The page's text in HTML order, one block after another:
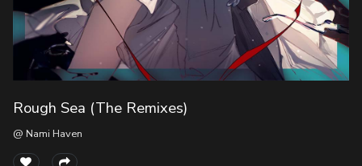
DE ATE
随
听
听
Rough Sea (The Remixes)
@ Nami Haven